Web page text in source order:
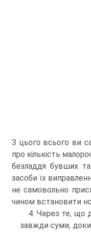
З цього всього ви
про кількість
безладдя бувших
засоби їх
не самовольно
чином встановити
4. Через те, що
завжди суми, доки